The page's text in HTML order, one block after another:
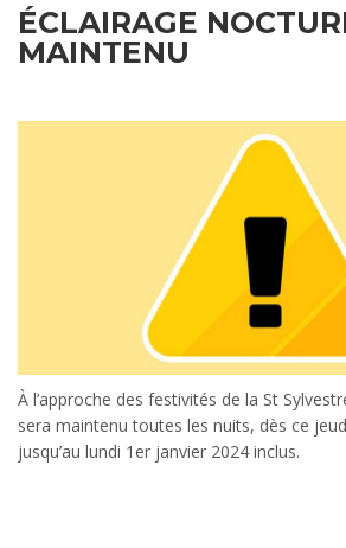
ÉCLAIRAGE
MAINTENU
À l’approche des festivités de la St
sera maintenu toutes les nuits, dès ce
jusqu’au lundi 1er janvier 2024 inclus.